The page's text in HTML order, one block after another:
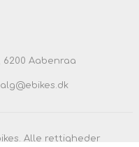
Aabenraa
Alle rettigheder